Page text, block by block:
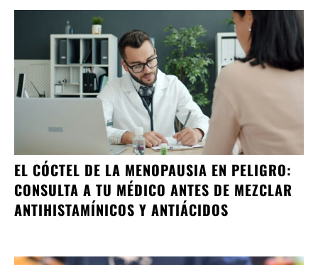
EL CÓCTEL DE LA MENOPAUSIA EN PELIGRO:
CONSULTA A TU MÉDICO ANTES DE MEZCLAR
ANTIHISTAMÍNICOS Y ANTIÁCIDOS